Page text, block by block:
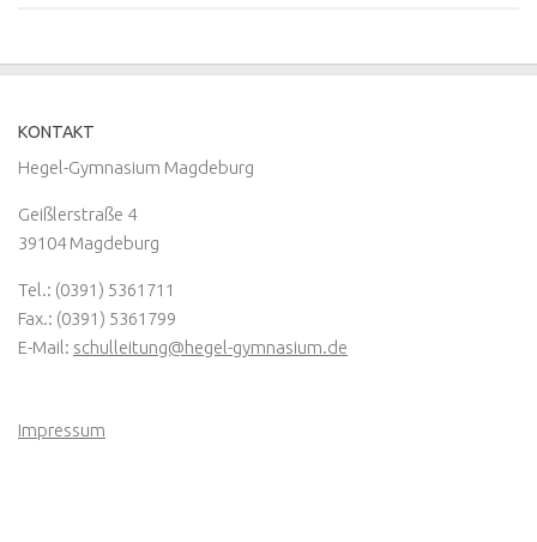
KONTAKT
Hegel-Gymnasium Magdeburg
Geißlerstraße 4
39104 Magdeburg
Tel.: (0391) 5361711
Fax.: (0391) 5361799
E-Mail: schulleitung@hegel-gymnasium.de
Impressum